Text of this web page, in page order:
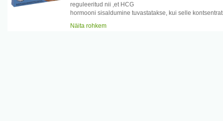
reguleeritud nii ,et HCG
hormooni sisaldumine tuvastatakse, kui selle
päeval pärast rasestumist.
Näita rohkem